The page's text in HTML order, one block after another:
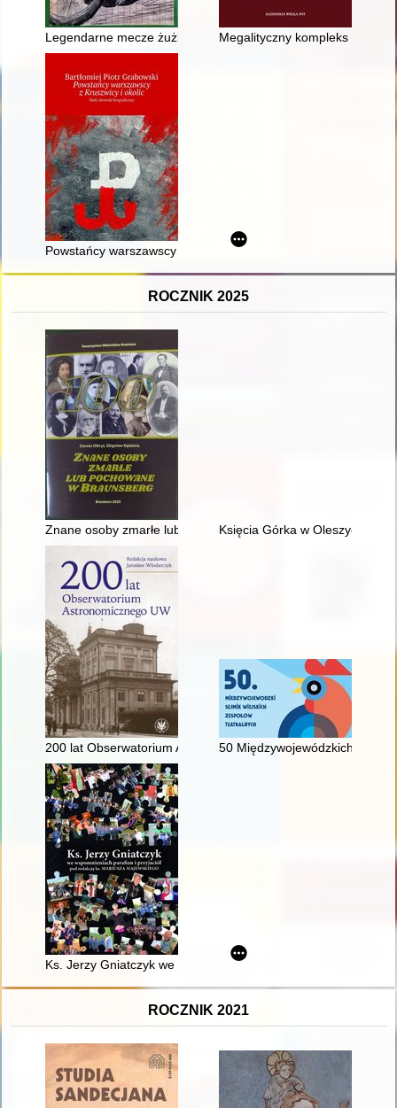
Legendarne mecze żużlowe : historia najciekawszych spotkań
Megalityczny kompleks
Powstańcy warszawscy z Kruszwicy i okolic : mały słownik
ROCZNIK 2025
Znane osoby zmarłe lub pochowane w Braunsberg
Księcia Górka w Oleszycach :
200 lat Obserwatorium Astronomicznego UW
50 Międzywojewódzkich
Ks. Jerzy Gniatczyk we wspomnieniach parafian i przyjaciół
ROCZNIK 2021